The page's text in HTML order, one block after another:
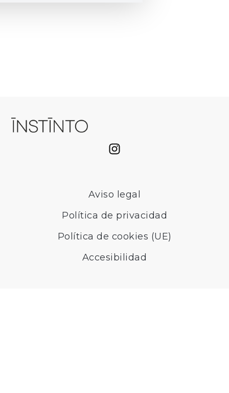
Aviso legal
Política de privacidad
Política de cookies (UE)
Accesibilidad